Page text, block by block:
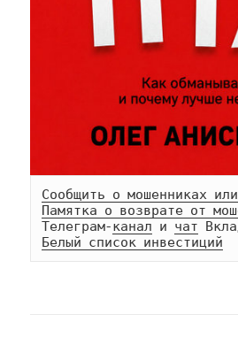
Сообщить о мошенниках
Памятка о возврате от
Телеграм-канал и чат
Белый список инвестиций